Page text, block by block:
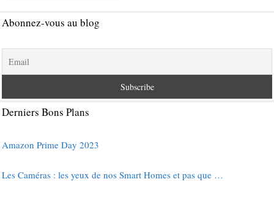
Abonnez-vous au blog
Derniers Bons Plans
Amazon Prime Day 2023
Les Caméras : les yeux de nos Smart Homes et pas que …